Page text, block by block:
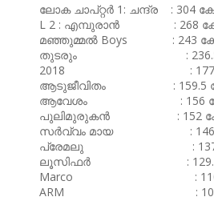
ലോക ചാപ്റ്റർ 1: ചന്ദ്ര : 304
L 2 : എമ്പുരാൻ : 268
മഞ്ഞുമ്മൽ Boys : 243
തുടരും : 236.5
2018 : 177.5
ആടുജീവിതം : 159.5
ആവേശം : 156
പുലിമുരുകൻ : 152
സർവ്വം മായ :
പ്രേമലു : 137
ലൂസിഫർ : 129.5
Marco : 110.5
ARM : 107